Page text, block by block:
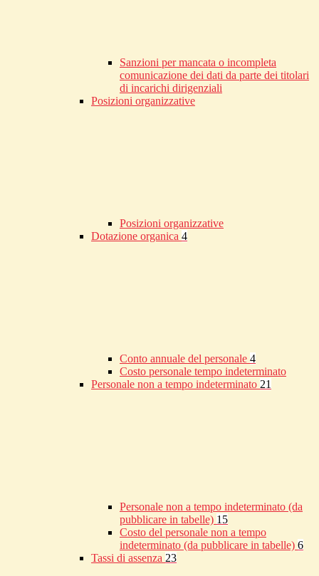
Sanzioni per mancata o incompleta
comunicazione dei dati da parte dei titolari
di incarichi dirigenziali
Posizioni organizzative
Posizioni organizzative
Dotazione organica 4
Conto annuale del personale 4
Costo personale tempo indeterminato
Personale non a tempo indeterminato 21
Personale non a tempo indeterminato (da
pubblicare in tabelle) 15
Costo del personale non a tempo
indeterminato (da pubblicare in tabelle) 6
Tassi di assenza 23